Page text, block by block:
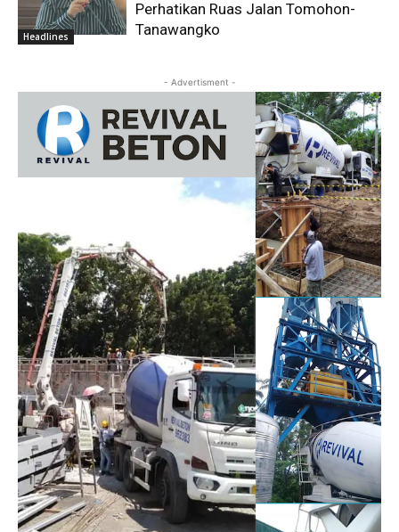
Headlines
Perhatikan Ruas Jalan Tomohon-
Tanawangko
- Advertisment -